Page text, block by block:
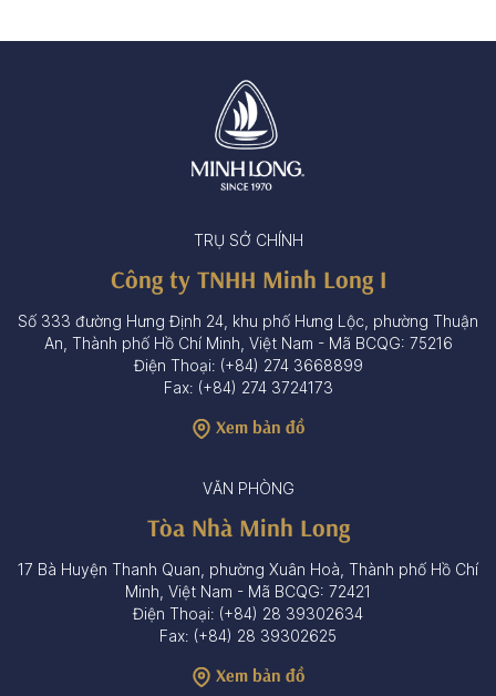
TRỤ SỞ CHÍNH
Công ty TNHH Minh Long I
Số 333 đường Hưng Định 24, khu phố Hưng Lộc, phường Thuận
An, Thành phố Hồ Chí Minh, Việt Nam - Mã BCQG: 75216
Điện Thoại: (+84) 274 3668899
Fax: (+84) 274 3724173
Xem bản đồ
VĂN PHÒNG
Tòa Nhà Minh Long
17 Bà Huyện Thanh Quan, phường Xuân Hoà, Thành phố Hồ Chí
Minh, Việt Nam - Mã BCQG: 72421
Điện Thoại: (+84) 28 39302634
Fax: (+84) 28 39302625
Xem bản đồ